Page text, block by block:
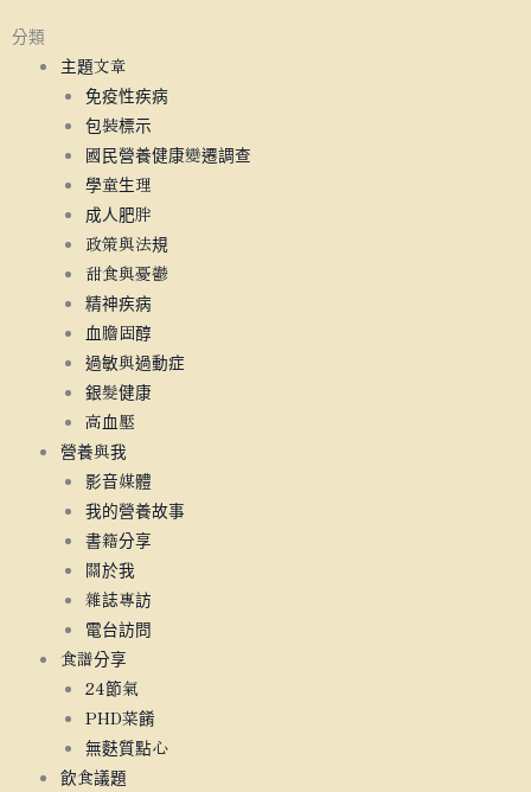
分類
主題文章
免疫性疾病
包裝標示
國民營養健康變遷調查
學童生理
成人肥胖
政策與法規
甜食與憂鬱
精神疾病
血膽固醇
過敏與過動症
銀髮健康
高血壓
營養與我
影音媒體
我的營養故事
書籍分享
關於我
雜誌專訪
電台訪問
食譜分享
24節氣
PHD菜餚
無麩質點心
飲食議題